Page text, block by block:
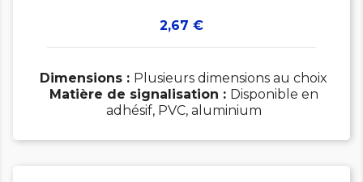
Prix
2,67 €
Dimensions : Plusieurs dimensions au choix
Matière de signalisation : Disponible en
adhésif, PVC, aluminium